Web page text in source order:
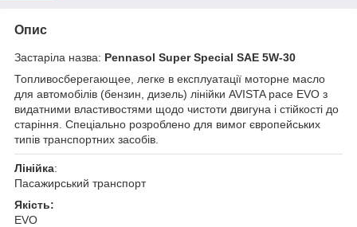
Опис
Застаріла назва: Pennasol Super Special SAE 5W-30
Топливосберегающее, легке в експлуатації моторне масло
для автомобілів (бензин, дизель) лінійки AVISTA pace EVO з
видатними властивостями щодо чистоти двигуна і стійкості до
старіння. Спеціально розроблено для вимог європейських
типів транспортних засобів.
Лінійка:
Пасажирський транспорт
Якість:
EVO